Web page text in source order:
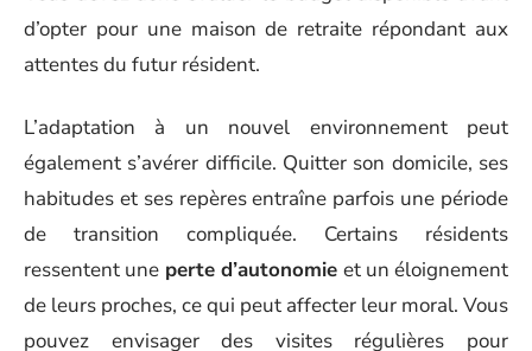
d’opter pour une maison de retraite répondant aux
attentes du futur résident.
L’adaptation à un nouvel environnement peut
également s’avérer difficile. Quitter son domicile, ses
habitudes et ses repères entraîne parfois une période
de transition compliquée. Certains résidents
ressentent une perte d’autonomie et un éloignement
de leurs proches, ce qui peut affecter leur moral. Vous
pouvez envisager des visites régulières pour